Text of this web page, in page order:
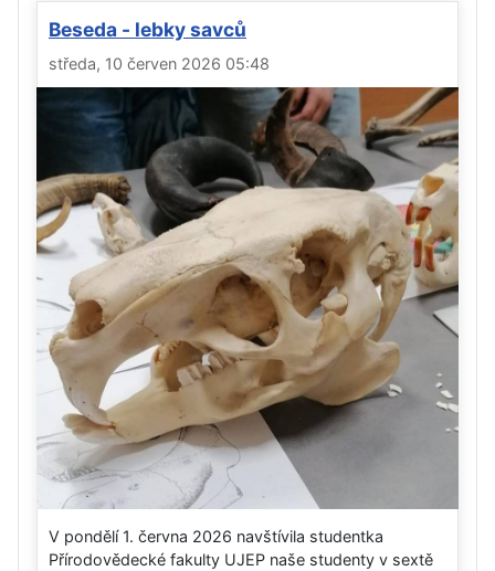
Beseda - lebky savců
středa, 10 červen 2026 05:48
V pondělí 1. června 2026 navštívila studentka
Přírodovědecké fakulty UJEP naše studenty v sextě